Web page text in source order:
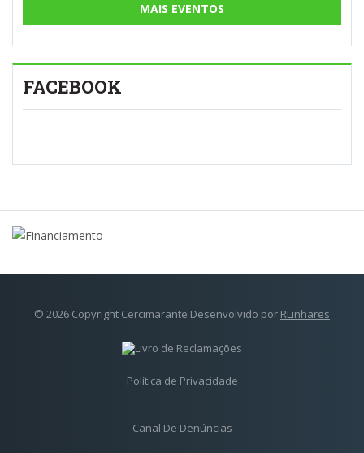
MAIS EVENTOS
FACEBOOK
© 2026 Copyright Cercimarante Desenvolvido por RLinhares
Política de Privacidade
Canal De Denúncias